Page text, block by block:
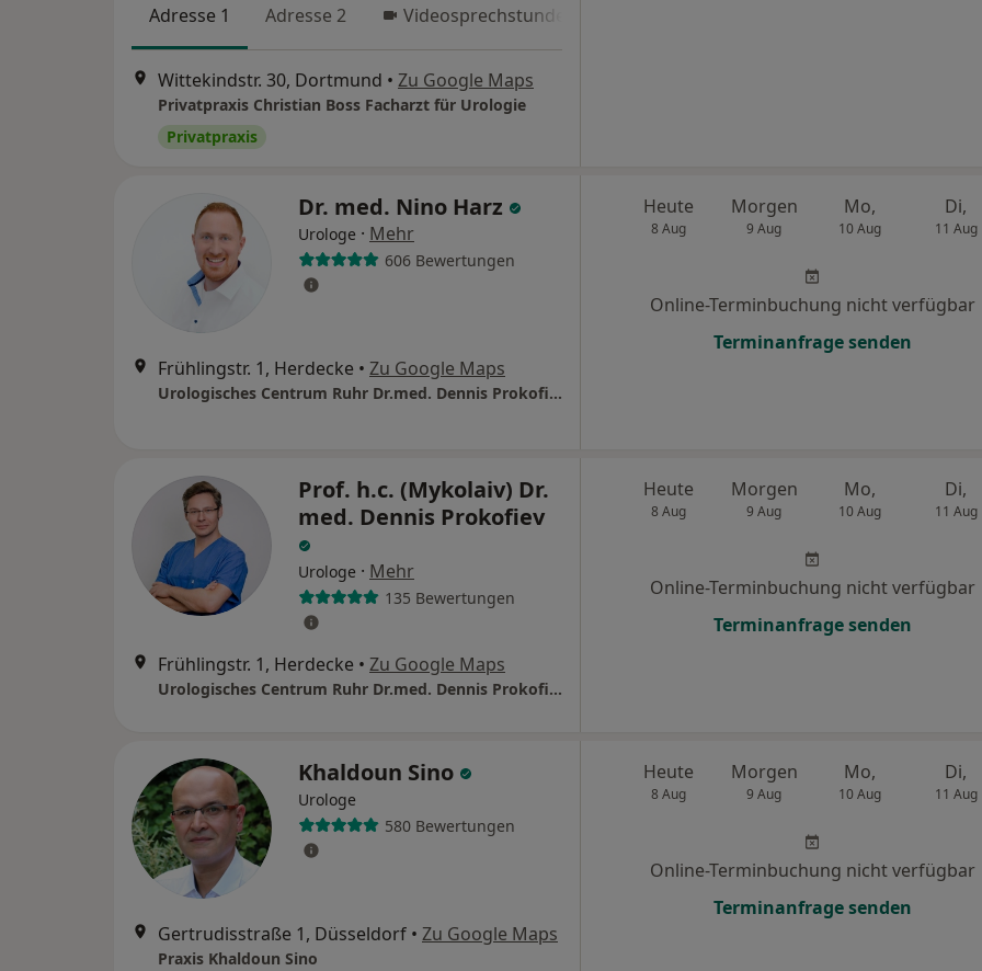
Adresse 1 Adresse 2 Videosprechstunde
Wittekindstr. 30, Dortmund • Zu Google Maps
Privatpraxis Christian Boss Facharzt für Urologie
Privatpraxis
Dr. med. Nino Harz
Urologe · Mehr
606 Bewertungen
Frühlingstr. 1, Herdecke • Zu Google Maps
Urologisches Centrum Ruhr Dr.med. Dennis Prokofiev Facharzt für Urologie
Heute
8 Aug
Morgen
9 Aug
Mo,
10 Aug
Di,
11 Aug
Online-Terminbuchung nicht verfügbar
Terminanfrage senden
Prof. h.c. (Mykolaiv) Dr.
med. Dennis Prokofiev
Urologe · Mehr
135 Bewertungen
Frühlingstr. 1, Herdecke • Zu Google Maps
Urologisches Centrum Ruhr Dr.med. Dennis Prokofiev Facharzt für Urologie
Heute
8 Aug
Morgen
9 Aug
Mo,
10 Aug
Di,
11 Aug
Online-Terminbuchung nicht verfügbar
Terminanfrage senden
Khaldoun Sino
Urologe
580 Bewertungen
Gertrudisstraße 1, Düsseldorf • Zu Google Maps
Praxis Khaldoun Sino
Heute
8 Aug
Morgen
9 Aug
Mo,
10 Aug
Di,
11 Aug
Online-Terminbuchung nicht verfügbar
Terminanfrage senden